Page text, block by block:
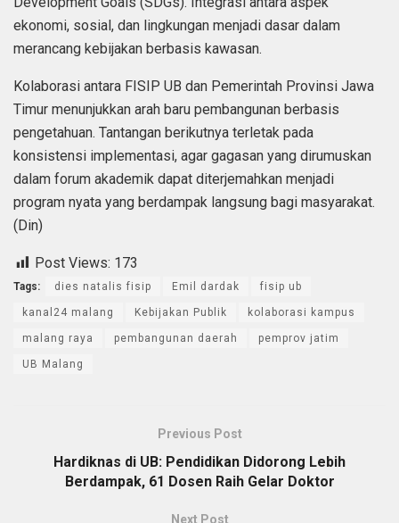
ekonomi, sosial, dan lingkungan menjadi dasar dalam
merancang kebijakan berbasis kawasan.
Kolaborasi antara FISIP UB dan Pemerintah Provinsi Jawa
Timur menunjukkan arah baru pembangunan berbasis
pengetahuan. Tantangan berikutnya terletak pada
konsistensi implementasi, agar gagasan yang dirumuskan
dalam forum akademik dapat diterjemahkan menjadi
program nyata yang berdampak langsung bagi masyarakat.
(Din)
Post Views: 173
Tags: dies natalis fisip Emil dardak fisip ub
kanal24 malang Kebijakan Publik kolaborasi kampus
malang raya pembangunan daerah pemprov jatim
UB Malang
Previous Post
Hardiknas di UB: Pendidikan Didorong Lebih
Berdampak, 61 Dosen Raih Gelar Doktor
Next Post